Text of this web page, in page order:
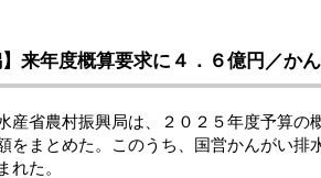
】来年度概算要求に４．６億円／か
産省農村振興局は、２０２５年度予算の
をまとめた。このうち、国営かんがい
れた。